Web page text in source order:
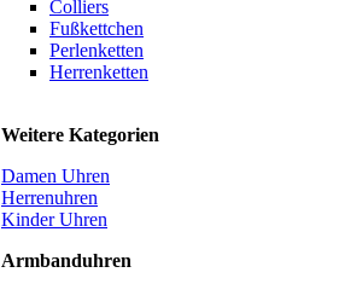
Colliers
Fußkettchen
Perlenketten
Herrenketten
Weitere Kategorien
Damen Uhren
Herrenuhren
Kinder Uhren
Armbanduhren